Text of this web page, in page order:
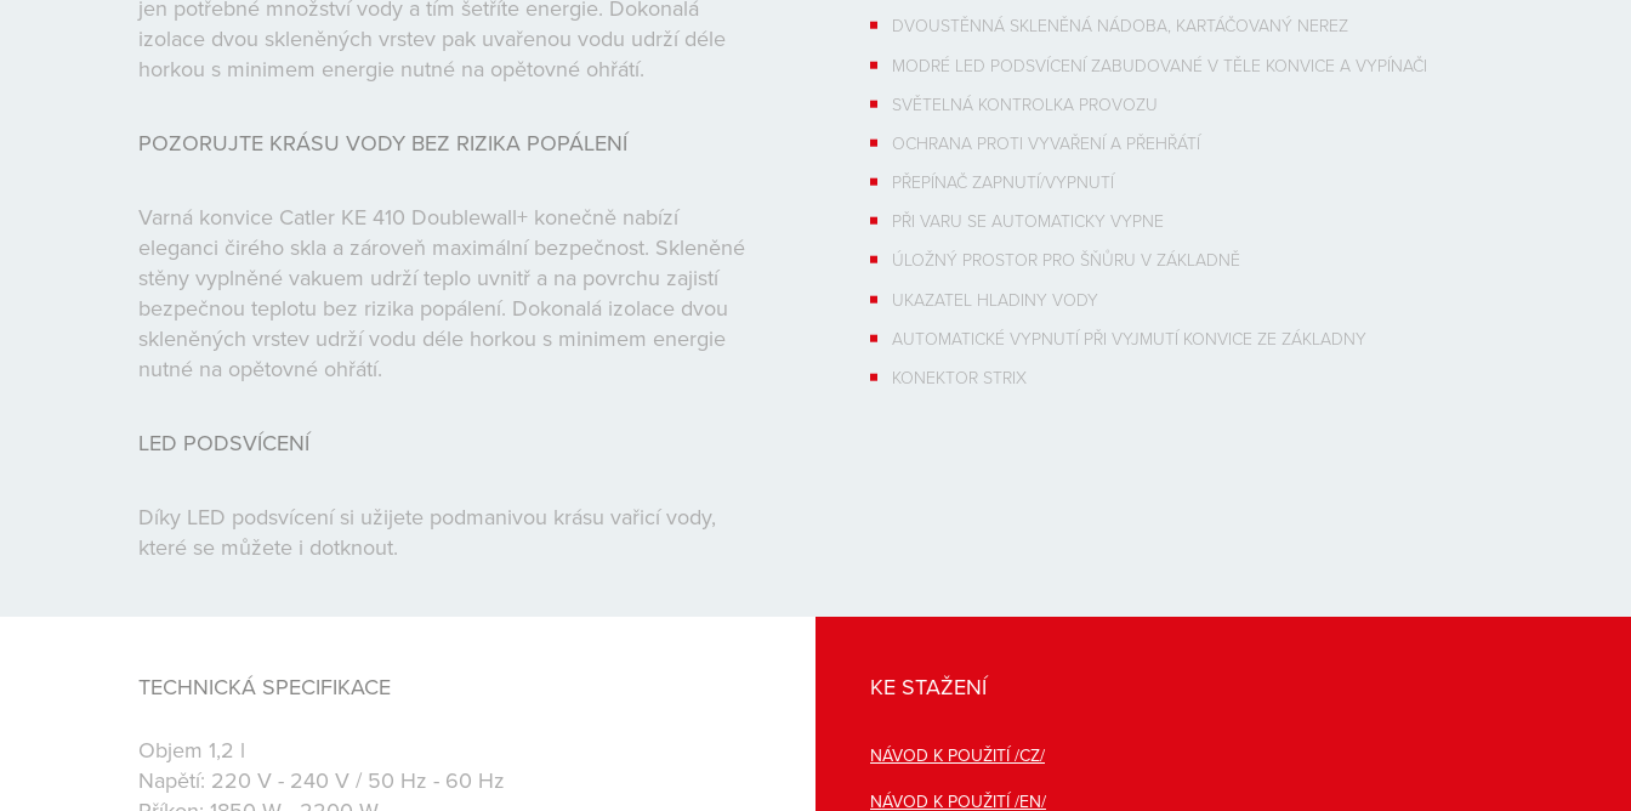
jen potřebné množství vody a tím šetříte energie. Dokonalá
izolace dvou skleněných vrstev pak uvařenou vodu udrží déle
horkou s minimem energie nutné na opětovné ohřátí.
POZORUJTE KRÁSU VODY BEZ RIZIKA POPÁLENÍ
Varná konvice Catler KE 410 Doublewall+ konečně nabízí
eleganci čirého skla a zároveň maximální bezpečnost. Skleněné
stěny vyplněné vakuem udrží teplo uvnitř a na povrchu zajistí
bezpečnou teplotu bez rizika popálení. Dokonalá izolace dvou
skleněných vrstev udrží vodu déle horkou s minimem energie
nutné na opětovné ohřátí.
LED PODSVÍCENÍ
Díky LED podsvícení si užijete podmanivou krásu vařicí vody,
které se můžete i dotknout.
DVOUSTĚNNÁ SKLENĚNÁ NÁDOBA, KARTÁČOVANÝ NEREZ
MODRÉ LED PODSVÍCENÍ ZABUDOVANÉ V TĚLE KONVICE A VYPÍNAČI
SVĚTELNÁ KONTROLKA PROVOZU
OCHRANA PROTI VYVAŘENÍ A PŘEHŘÁTÍ
PŘEPÍNAČ ZAPNUTÍ/VYPNUTÍ
PŘI VARU SE AUTOMATICKY VYPNE
ÚLOŽNÝ PROSTOR PRO ŠŇŮRU V ZÁKLADNĚ
UKAZATEL HLADINY VODY
AUTOMATICKÉ VYPNUTÍ PŘI VYJMUTÍ KONVICE ZE ZÁKLADNY
KONEKTOR STRIX
TECHNICKÁ SPECIFIKACE
Objem 1,2 l
Napětí: 220 V - 240 V / 50 Hz - 60 Hz
KE STAŽENÍ
NÁVOD K POUŽITÍ /CZ/
NÁVOD K POUŽITÍ /EN/